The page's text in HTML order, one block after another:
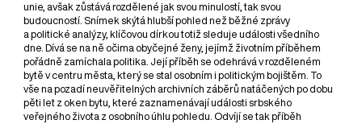
unie, avšak zůstává rozdělené jak svou minulostí, tak svou
budoucností. Snímek skýtá hlubší pohled než běžné zprávy
a politické analýzy, klíčovou dírkou totiž sleduje události všedního
dne. Dívá se na ně očima obyčejné ženy, jejímž životním příběhem
pořádně zamíchala politika. Její příběh se odehrává v rozděleném
bytě v centru města, který se stal osobním i politickým bojištěm. To
vše na pozadí neuvěřitelných archivních záběrů natáčených po dobu
pěti let z oken bytu, které zaznamenávají události srbského
veřejného života z osobního úhlu pohledu. Odvíjí se tak příběh